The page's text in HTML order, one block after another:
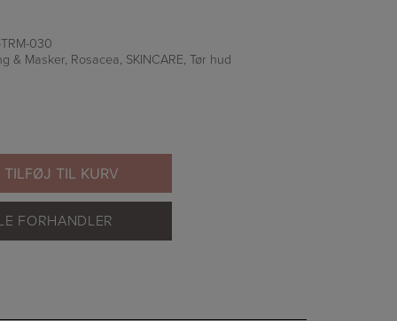
030
& Masker, Rosacea, SKINCARE, Tør hud
TILFØJ TIL KURV
FORHANDLER